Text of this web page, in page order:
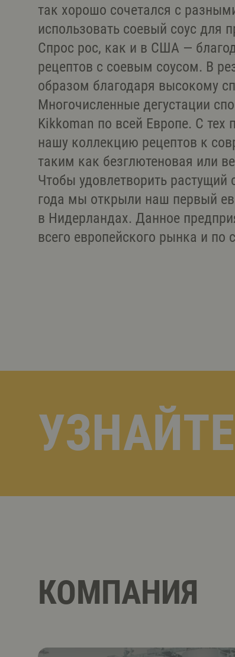
так хорошо сочетался с
использовать соевый соус для
Спрос рос, как и в США —
рецептов с соевым соусом. В
образом благодаря высокому
Многочисленные дегустации
Kikkoman по всей Европе. С
нашу коллекцию рецептов к
таким как безглютеновая или
Чтобы удовлетворить растущий
года мы открыли наш первый
в Нидерландах. Данное
всего европейского рынка и по
КОМПАНИЯ